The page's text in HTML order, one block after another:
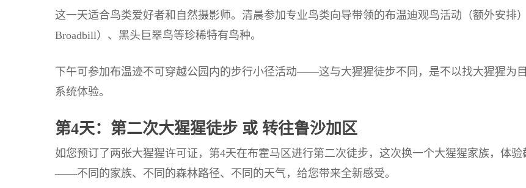
这一天适合鸟类爱好者和自然摄影师。清晨参加专业鸟类向导带领的布温迪观鸟活动（额外安排
Broadbill）、黑头巨翠鸟等珍稀特有鸟种。
下午可参加布温迹不可穿越公园内的步行小径活动——这与大猩猩徒步不同，是不以找大猩猩为
系统体验。
第4天：第二次大猩猩徒步 或 转往鲁沙加区
如您预订了两张大猩猩许可证，第4天在布霍马区进行第二次徒步，这次换一个大猩猩家族，体
——不同的家族、不同的森林路径、不同的天气，给您带来全新感受。